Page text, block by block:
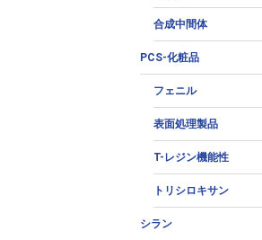
合成中間体
PCS-化粧品
フェニル
表面処理製品
T-レジン機能性
トリシロキサン
シラン